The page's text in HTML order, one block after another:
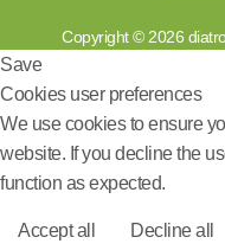
Copyright © 2026
Save
Cookies user preferences
We use cookies to ensure
website. If you decline the
function as expected.
Accept all Decline all